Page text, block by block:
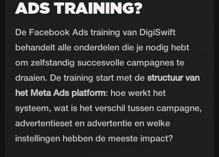
ADS TRAINING?
De Facebook Ads training van DigiSwift
behandelt alle onderdelen die je nodig hebt
om zelfstandig succesvolle campagnes te
draaien. De training start met destructuur van
het Meta Ads platform: hoe werkt het
systeem, wat is het verschil tussen campagne,
advertentieset en advertentie en welke
instellingen hebben de meeste impact?